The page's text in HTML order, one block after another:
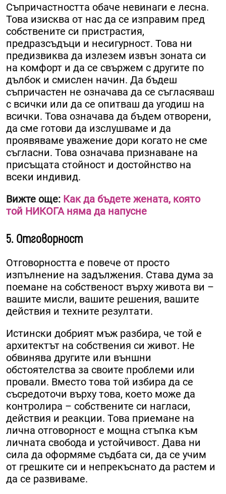
Съпричастността обаче невинаги е лесна.
Това изисква от нас да се изправим пред
собствените си пристрастия,
предразсъдъци и несигурност. Това ни
предизвиква да излезем извън зоната си
на комфорт и да се свържем с другите по
дълбок и смислен начин. Да бъдеш
съпричастен не означава да се съгласяваш
с всички или да се опитваш да угодиш на
всички. Това означава да бъдем отворени,
да сме готови да изслушваме и да
проявяваме уважение дори когато не сме
съгласни. Това означава признаване на
присъщата стойност и достойнство на
всеки индивид.
Вижте още: Как да бъдете жената, която
той НИКОГА няма да напусне
5. Отговорност
Отговорността е повече от просто
изпълнение на задължения. Става дума за
поемане на собственост върху живота ви –
вашите мисли, вашите решения, вашите
действия и техните резултати.
Истински добрият мъж разбира, че той е
архитектът на собствения си живот. Не
обвинява другите или външни
обстоятелства за своите проблеми или
провали. Вместо това той избира да се
съсредоточи върху това, което може да
контролира – собствените си нагласи,
действия и реакции. Това приемане на
лична отговорност е мощна стъпка към
личната свобода и устойчивост. Дава ни
сила да оформяме съдбата си, да се учим
от грешките си и непрекъснато да растем и
да се развиваме.